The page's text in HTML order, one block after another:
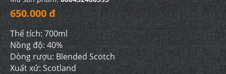
650.000 đ
Thể tích: 700ml
Nồng độ: 40%
Dòng rượu: Blended Scotch
Xuất xứ: Scotland